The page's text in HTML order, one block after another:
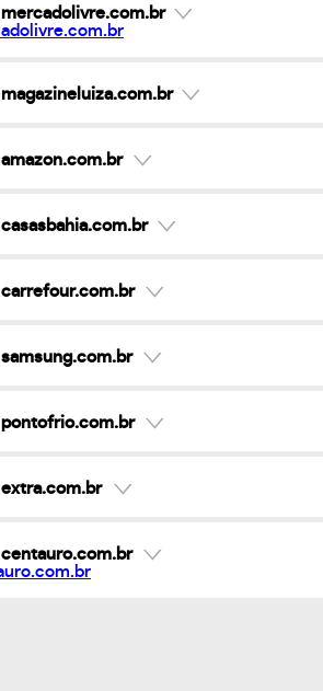
mercadolivre.com.br
magazineluiza.com.br
amazon.com.br
casasbahia.com.br
carrefour.com.br
samsung.com.br
pontofrio.com.br
extra.com.br
centauro.com.br